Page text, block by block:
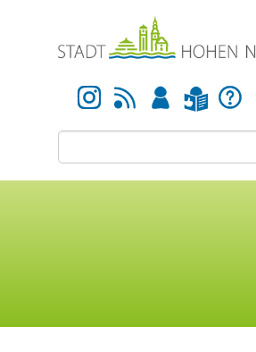
Instagram Newsfeed Anmelden Leichte Sprache Hilfe